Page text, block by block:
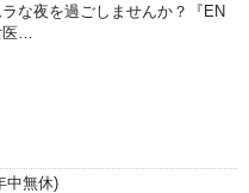
な夜を過ごしませんか？『EN
医…
中無休)